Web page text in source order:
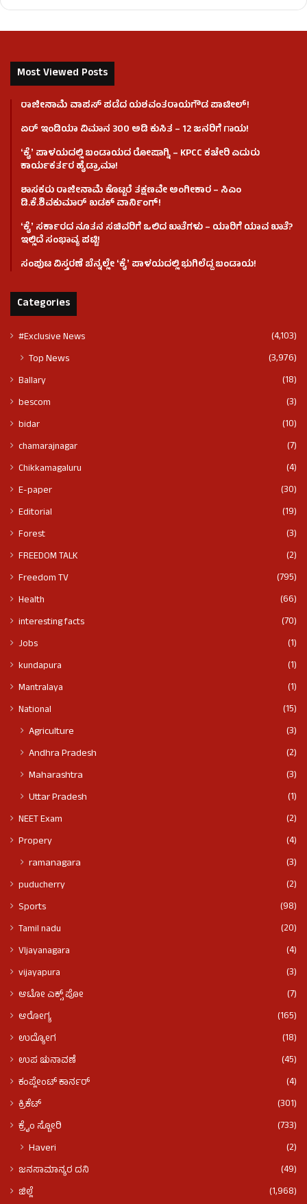
Most Viewed Posts
ರಾಜೀನಾಮೆ ವಾಪಸ್ ಪಡೆದ ಯಶವಂತರಾಯಗೌಡ ಪಾಟೀಲ್‌!
ಏರ್ ಇಂಡಿಯಾ ವಿಮಾನ 300 ಅಡಿ ಕುಸಿತ – 12 ಜನರಿಗೆ ಗಾಯ!
ʻಕೈʼ​ ಪಾಳಯದಲ್ಲಿ ಬಂಡಾಯದ ರೋಷಾಗ್ನಿ – KPCC ಕಚೇರಿ ಎದುರು
ಕಾರ್ಯಕರ್ತರ ಹೈಡ್ರಾಮಾ!
ಶಾಸಕರು ರಾಜೀನಾಮೆ ಕೊಟ್ಟರೆ ತಕ್ಷಣವೇ ಅಂಗೀಕಾರ – ಸಿಎಂ
ಡಿ.ಕೆ.ಶಿವಕುಮಾರ್ ಖಡಕ್ ವಾರ್ನಿಂಗ್!
ʻಕೈʼ ಸರ್ಕಾರದ ನೂತನ ಸಚಿವರಿಗೆ ಒಲಿದ ಖಾತೆಗಳು – ಯಾರಿಗೆ ಯಾವ ಖಾತೆ?
ಇಲ್ಲಿದೆ ಸಂಭಾವ್ಯ ಪಟ್ಟಿ!
ಸಂಪುಟ ವಿಸ್ತರಣೆ ಬೆನ್ನಲ್ಲೇ ʻಕೈʼ ಪಾಳಯದಲ್ಲಿ ಭುಗಿಲೆದ್ದ ಬಂಡಾಯ!
Categories
#Exclusive News (4,103)
Top News (3,976)
Ballary
(18)
bescom
(3)
bidar
(10)
chamarajnagar
(7)
Chikkamagaluru
(4)
E-paper
(30)
Editorial
(19)
Forest
(3)
FREEDOM TALK
(2)
Freedom TV
(795)
Health
(66)
interesting facts
(70)
Jobs
(1)
kundapura
(1)
Mantralaya
(1)
National
(15)
Agriculture
(3)
Andhra Pradesh
(2)
Maharashtra
(3)
Uttar Pradesh
(1)
NEET Exam
(2)
Propery
(4)
ramanagara (3)
puducherry
(2)
Sports
(98)
Tamil nadu
(20)
VIjayanagara
(4)
vijayapura
(3)
ಆಟೋ ಎಕ್ಸ್ ಪೋ
(7)
ಆರೋಗ್ಯ
(165)
ಉದ್ಯೋಗ
(18)
ಉಪ ಚುನಾವಣೆ
(45)
ಕಂಪ್ಲೇಂಟ್ ಕಾರ್ನರ್
(4)
ಕ್ರಿಕೆಟ್
(301)
ಕ್ರೈಂ ಸ್ಟೋರಿ
(733)
Haveri (2)
ಜನಸಾಮಾನ್ಯರ ದನಿ
(49)
ಜಿಲ್ಲೆ
(1,968)